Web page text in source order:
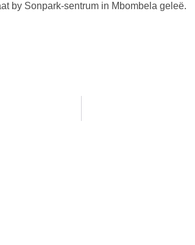
by Sonpark-sentrum in Mbombela geleë.